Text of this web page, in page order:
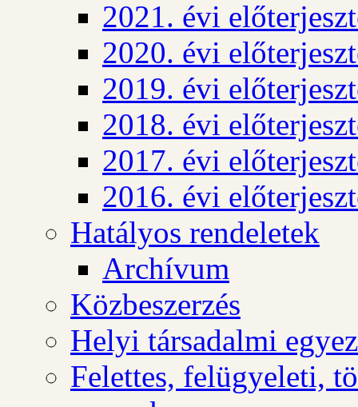
2021. évi
2020. évi
2019. évi
2018. évi
2017. évi
2016. évi
Hatályos rendeletek
Archívum
Közbeszerzés
Helyi társadalmi
Felettes, felügyeleti,